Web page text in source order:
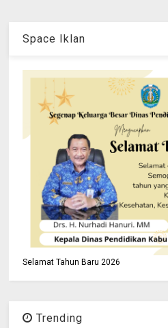
Space Iklan
Selamat Tahun Baru 2026
Trending